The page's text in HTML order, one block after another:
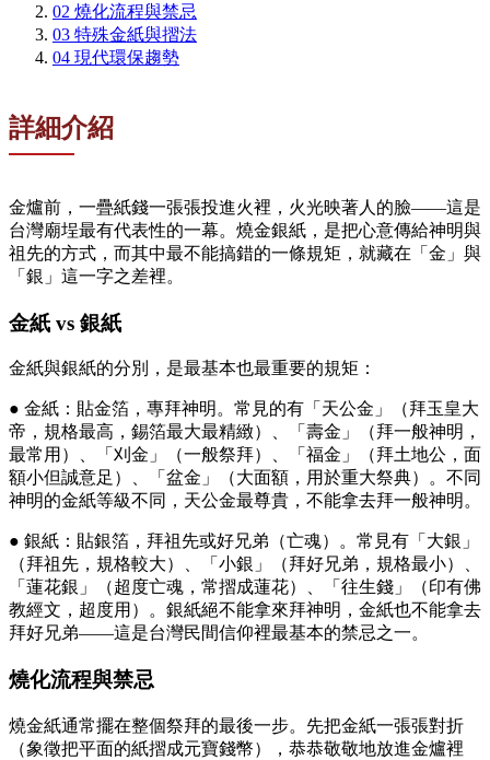
02 燒化流程與禁忌
03 特殊金紙與摺法
04 現代環保趨勢
詳細介紹
金爐前，一疊紙錢一張張投進火裡，火光映著人的臉——這是
台灣廟埕最有代表性的一幕。燒金銀紙，是把心意傳給神明與
祖先的方式，而其中最不能搞錯的一條規矩，就藏在「金」與
「銀」這一字之差裡。
金紙 vs 銀紙
金紙與銀紙的分別，是最基本也最重要的規矩：
● 金紙：貼金箔，專拜神明。常見的有「天公金」（拜玉皇大
帝，規格最高，錫箔最大最精緻）、「壽金」（拜一般神明，
最常用）、「刈金」（一般祭拜）、「福金」（拜土地公，面
額小但誠意足）、「盆金」（大面額，用於重大祭典）。不同
神明的金紙等級不同，天公金最尊貴，不能拿去拜一般神明。
● 銀紙：貼銀箔，拜祖先或好兄弟（亡魂）。常見有「大銀」
（拜祖先，規格較大）、「小銀」（拜好兄弟，規格最小）、
「蓮花銀」（超度亡魂，常摺成蓮花）、「往生錢」（印有佛
教經文，超度用）。銀紙絕不能拿來拜神明，金紙也不能拿去
拜好兄弟——這是台灣民間信仰裡最基本的禁忌之一。
燒化流程與禁忌
燒金紙通常擺在整個祭拜的最後一步。先把金紙一張張對折
（象徵把平面的紙摺成元寶錢幣），恭恭敬敬地放進金爐裡